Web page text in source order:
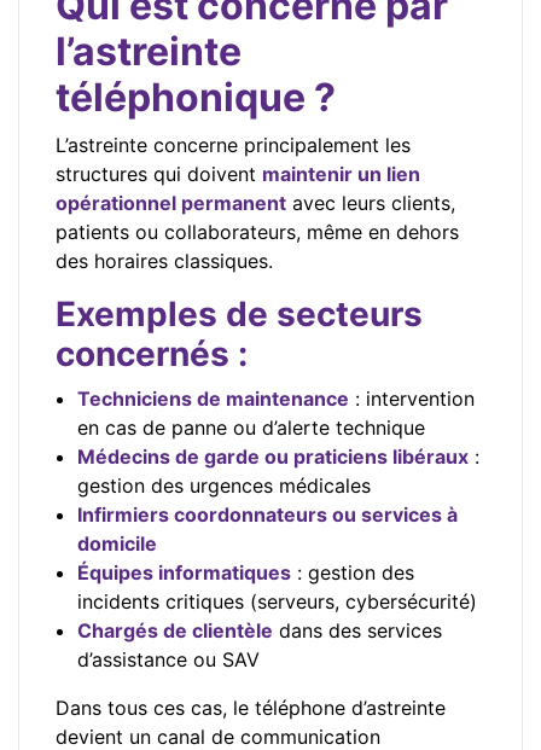
l’astreinte
téléphonique ?
L’astreinte concerne principalement les
structures qui doivent maintenir un lien
opérationnel permanent avec leurs clients,
patients ou collaborateurs, même en dehors
des horaires classiques.
Exemples de secteurs
concernés :
Techniciens de maintenance : intervention
en cas de panne ou d’alerte technique
Médecins de garde ou praticiens libéraux :
gestion des urgences médicales
Infirmiers coordonnateurs ou services à
domicile
Équipes informatiques : gestion des
incidents critiques (serveurs, cybersécurité)
Chargés de clientèle dans des services
d’assistance ou SAV
Dans tous ces cas, le téléphone d’astreinte
devient un canal de communication